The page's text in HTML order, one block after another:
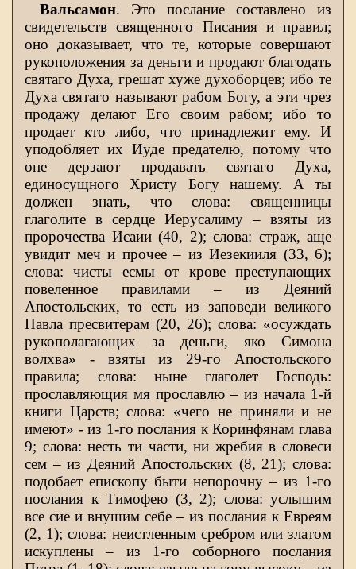
Вальсамон. Это послание составлено из
свидетельств священного Писания и правил;
оно доказывает, что те, которые совершают
рукоположения за деньги и продают благодать
святаго Духа, грешат хуже духоборцев; ибо те
Духа святаго называют рабом Богу, а эти чрез
продажу делают Его своим рабом; ибо то
продает кто либо, что принадлежит ему. И
уподобляет их Иуде предателю, потому что
оне дерзают продавать святаго Духа,
единосущного Христу Богу нашему. А ты
должен знать, что слова: священницы
глаголите в сердце Иерусалиму – взяты из
пророчества Исаии (40, 2); слова: страж, аще
увидит меч и прочее – из Иезекииля (33, 6);
слова: чисты есмы от крове преступающих
повеленное правилами – из Деяний
Апостольских, то есть из заповеди великого
Павла пресвитерам (20, 26); слова: «осуждать
рукополагающих за деньги, яко Симона
волхва» - взяты из 29-го Апостольского
правила; слова: ныне глаголет Господь:
прославляющия мя прославлю – из начала 1-й
книги Царств; слова: «чего не приняли и не
имеют» - из 1-го послания к Коринфянам глава
9; слова: несть ти части, ни жребия в словеси
сем – из Деяний Апостольских (8, 21); слова:
подобает епископу быти непорочну – из 1-го
послания к Тимофею (3, 2); слова: услышим
все сие и внушим себе – из послания к Евреям
(2, 1); слова: неистленным сребром или златом
искуплены – из 1-го соборного послания